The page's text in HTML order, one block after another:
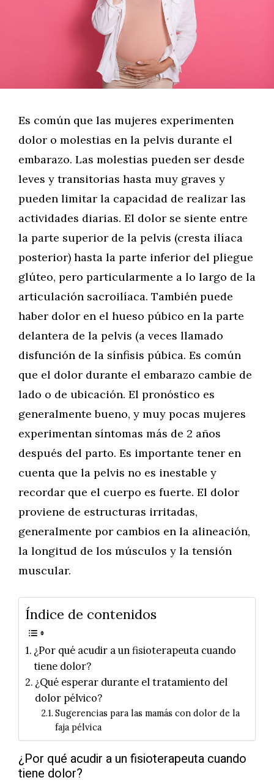
Es común que las mujeres experimenten
dolor o molestias en la pelvis durante el
embarazo. Las molestias pueden ser desde
leves y transitorias hasta muy graves y
pueden limitar la capacidad de realizar las
actividades diarias. El dolor se siente entre
la parte superior de la pelvis (cresta ilíaca
posterior) hasta la parte inferior del pliegue
glúteo, pero particularmente a lo largo de la
articulación sacroilíaca. También puede
haber dolor en el hueso púbico en la parte
delantera de la pelvis (a veces llamado
disfunción de la sínfisis púbica. Es común
que el dolor durante el embarazo cambie de
lado o de ubicación. El pronóstico es
generalmente bueno, y muy pocas mujeres
experimentan síntomas más de 2 años
después del parto. Es importante tener en
cuenta que la pelvis no es inestable y
recordar que el cuerpo es fuerte. El dolor
proviene de estructuras irritadas,
generalmente por cambios en la alineación,
la longitud de los músculos y la tensión
muscular.
Índice de contenidos
¿Por qué acudir a un fisioterapeuta cuando
tiene dolor?
¿Qué esperar durante el tratamiento del
dolor pélvico?
Sugerencias para las mamás con dolor de la
faja pélvica
¿Por qué acudir a un fisioterapeuta cuando
tiene dolor?